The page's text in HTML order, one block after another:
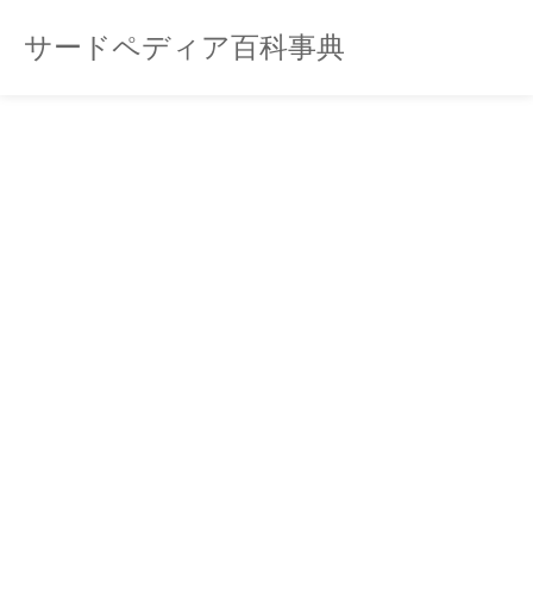
サードペディア百科事典